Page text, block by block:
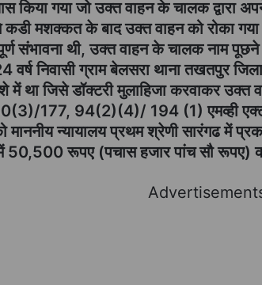
किया गया जो उक्त वाहन के चालक द्वारा
मशक्कत के बाद उक्त वाहन को रोका
संभावना थी, उक्त वाहन के चालक नाम
वर्ष निवासी ग्राम बेलसरा थाना तखतपुर
में था जिसे डॉक्टरी मुलाहिजा करवाकर उक्त
177, 94(2)(4)/ 194 (1) एमव्ही एक्ट
न्यायालय प्रथम श्रेणी सारंगढ में
में 50,500 रूपए (पचास हजार पांच सौ रूपए)